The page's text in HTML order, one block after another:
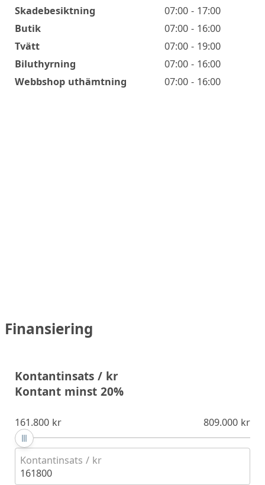
Skadebesiktning
07:00 - 17:00
Butik
07:00 - 16:00
Tvätt
07:00 - 19:00
Biluthyrning
07:00 - 16:00
Webbshop uthämtning
07:00 - 16:00
Finansiering
Kontantinsats / kr
Kontant minst 20%
161.800 kr 809.000 kr
Kontantinsats / kr
161800